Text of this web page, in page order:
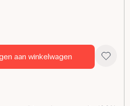
aan winkelwagen